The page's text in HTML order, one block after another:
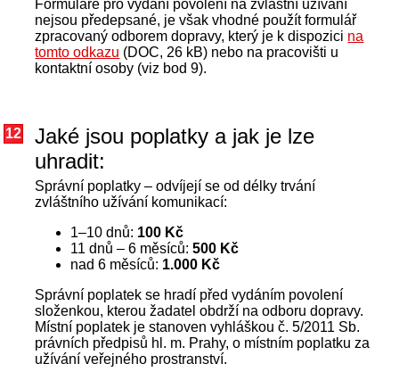
Formuláře pro vydání povolení na zvláštní užívání
nejsou předepsané, je však vhodné použít formulář
zpracovaný odborem dopravy, který je k dispozici na
tomto odkazu (DOC, 26 kB) nebo na pracovišti u
kontaktní osoby (viz bod 9).
12
Jaké jsou poplatky a jak je lze
uhradit:
Správní poplatky – odvíjejí se od délky trvání
zvláštního užívání komunikací:
1–10 dnů: 100 Kč
11 dnů – 6 měsíců:500 Kč
nad 6 měsíců: 1.000 Kč
Správní poplatek se hradí před vydáním povolení
složenkou, kterou žadatel obdrží na odboru dopravy.
Místní poplatek je stanoven vyhláškou č. 5/2011 Sb.
právních předpisů hl. m. Prahy, o místním poplatku za
užívání veřejného prostranství.